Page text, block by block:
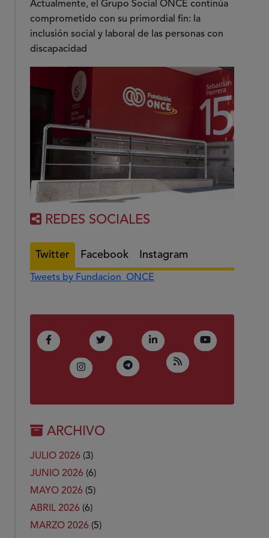
Actualmente, el Grupo Social ONCE continúa
comprometido con su primordial fin: la
inclusión social y laboral de las personas con
discapacidad
REDES SOCIALES
Twitter Facebook Instagram
Tweets by Fundacion_ONCE
Facebook
(Abre en nueva ventana)
Twitter
(Abre en nueva ventana)
LinkedIn
(Abre en nueva ventana)
Youtube
(Abre en
Instagram
(Abre en nueva ventana)
Telegram
(Abre en nueva ventana)
RSS
(Abre en nueva
ARCHIVO
JULIO 2026 (3)
JUNIO 2026 (6)
MAYO 2026 (5)
ABRIL 2026 (6)
MARZO 2026 (5)